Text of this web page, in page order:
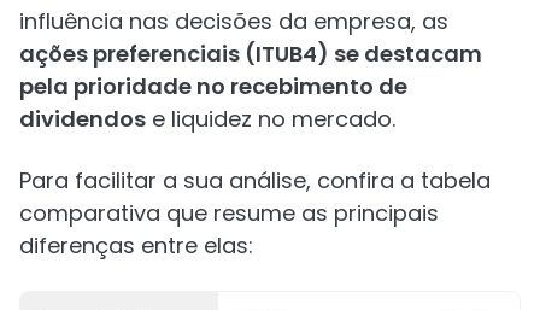
influência nas decisões da empresa, as
ações preferenciais (ITUB4) se destacam
pela prioridade no recebimento de
dividendos e liquidez no mercado.
Para facilitar a sua análise, confira a tabela
comparativa que resume as principais
diferenças entre elas: